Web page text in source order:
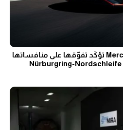
سيارة Mercedes-AMG CLA 45 تؤكّد تفوّقها على منافساتها